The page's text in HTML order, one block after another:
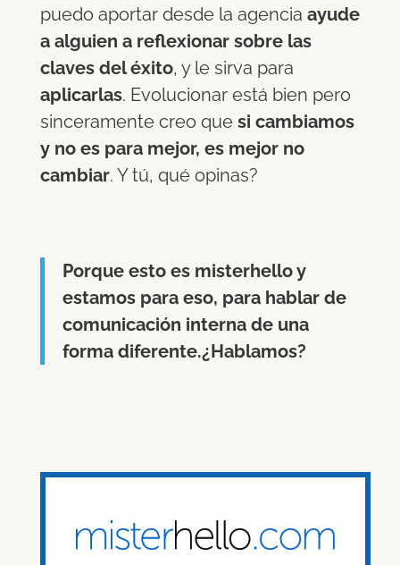
puedo aportar desde la agencia ayude
a alguien a reflexionar sobre las
claves del éxito, y le sirva para
aplicarlas. Evolucionar está bien pero
sinceramente creo que si cambiamos
y no es para mejor, es mejor no
cambiar. Y tú, qué opinas?
Porque esto es misterhello y
estamos para eso, para hablar de
comunicación interna de una
forma diferente.¿Hablamos?